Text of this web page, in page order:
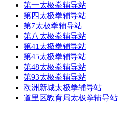
第一太极拳辅导站
第四太极拳辅导站
第7太极拳辅导站
第八太极拳辅导站
第41太极拳辅导站
第45太极拳辅导站
第48太极拳辅导站
第93太极拳辅导站
欧洲新城太极拳辅导站
道里区教育局太极拳辅导站